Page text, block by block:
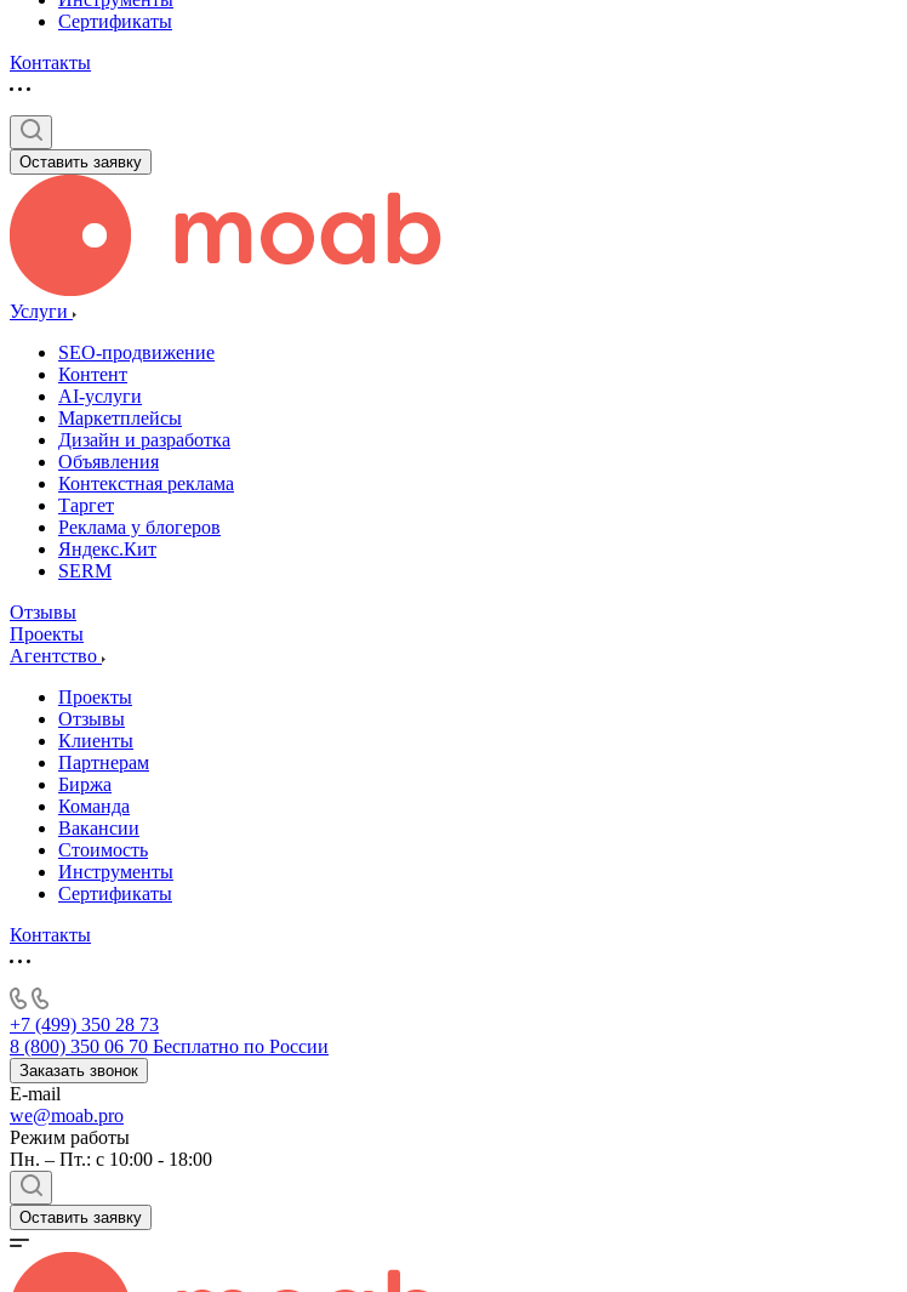
Сертификаты
Контакты
Оставить заявку
Услуги
SEO-продвижение
Контент
AI-услуги
Маркетплейсы
Дизайн и разработка
Объявления
Контекстная реклама
Таргет
Реклама у блогеров
Яндекс.Кит
SERM
Отзывы
Проекты
Агентство
Проекты
Отзывы
Клиенты
Партнерам
Биржа
Команда
Вакансии
Стоимость
Инструменты
Сертификаты
Контакты
+7 (499) 350 28 73
8 (800) 350 06 70 Бесплатно по России
Заказать звонок
E-mail
we@moab.pro
Режим работы
Пн. – Пт.: с 10:00 - 18:00
Оставить заявку